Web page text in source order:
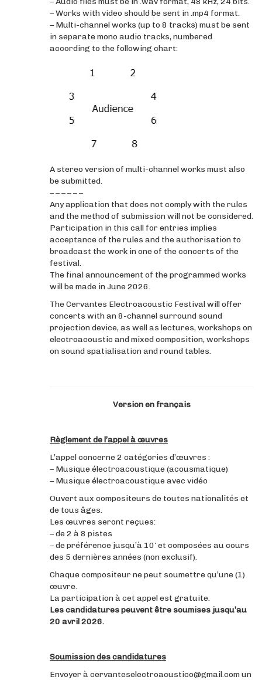
– Works with video should be sent in .mp4 format.
– Multi-channel works (up to 8 tracks) must be sent
in separate mono audio tracks, numbered
according to the following chart:
A stereo version of multi-channel works must also
be submitted.
– – – – – –
Any application that does not comply with the rules
and the method of submission will not be considered.
Participation in this call for entries implies
acceptance of the rules and the authorisation to
broadcast the work in one of the concerts of the
festival.
The final announcement of the programmed works
will be made in June 2026.
The Cervantes Electroacoustic Festival will offer
concerts with an 8-channel surround sound
projection device, as well as lectures, workshops on
electroacoustic and mixed composition, workshops
on sound spatialisation and round tables.
Version en français
Règlement de l’appel à œuvres
L’appel concerne 2 catégories d’œuvres :
– Musique électroacoustique (acousmatique)
– Musique électroacoustique avec vidéo
Ouvert aux compositeurs de toutes nationalités et
de tous âges.
Les œuvres seront reçues:
– de 2 à 8 pistes
– de préférence jusqu’à 10′ et composées au cours
des 5 dernières années (non exclusif).
Chaque compositeur ne peut soumettre qu’une (1)
œuvre.
La participation à cet appel est gratuite.
Les candidatures peuvent être soumises jusqu’au
20 avril 2026.
Soumission des candidatures
Envoyer àcervanteselectroacustico@gmail.comun